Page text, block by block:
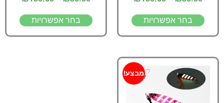
בחר אפשרויות בחר אפשרויות
מבצע!